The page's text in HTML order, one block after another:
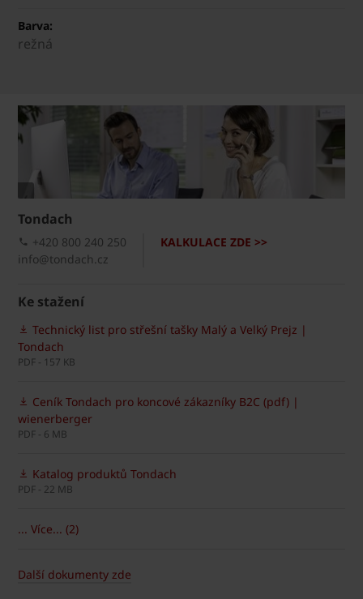
Barva:
režná
Tondach
KALKULACE ZDE >>
+420 800 240 250
info@tondach.cz
Ke stažení
Technický list pro střešní tašky Malý a Velký Prejz |
Tondach
PDF - 157 KB
Ceník Tondach pro koncové zákazníky B2C (pdf) |
wienerberger
PDF - 6 MB
Katalog produktů Tondach
PDF - 22 MB
... Více... (2)
Další dokumenty zde